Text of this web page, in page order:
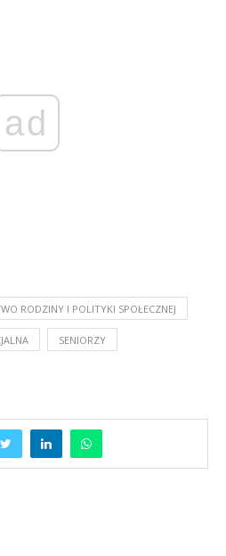
ad
RODZINY I POLITYKI SPOŁECZNEJ
SENIORZY